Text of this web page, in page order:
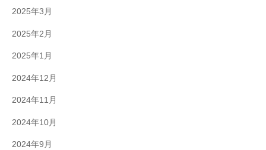
2025年3月
2025年2月
2025年1月
2024年12月
2024年11月
2024年10月
2024年9月